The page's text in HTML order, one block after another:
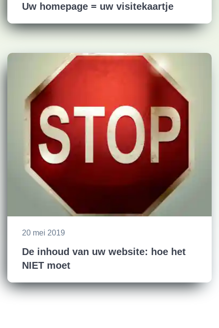
Uw homepage = uw visitekaartje
20 mei 2019
De inhoud van uw website: hoe het
NIET moet